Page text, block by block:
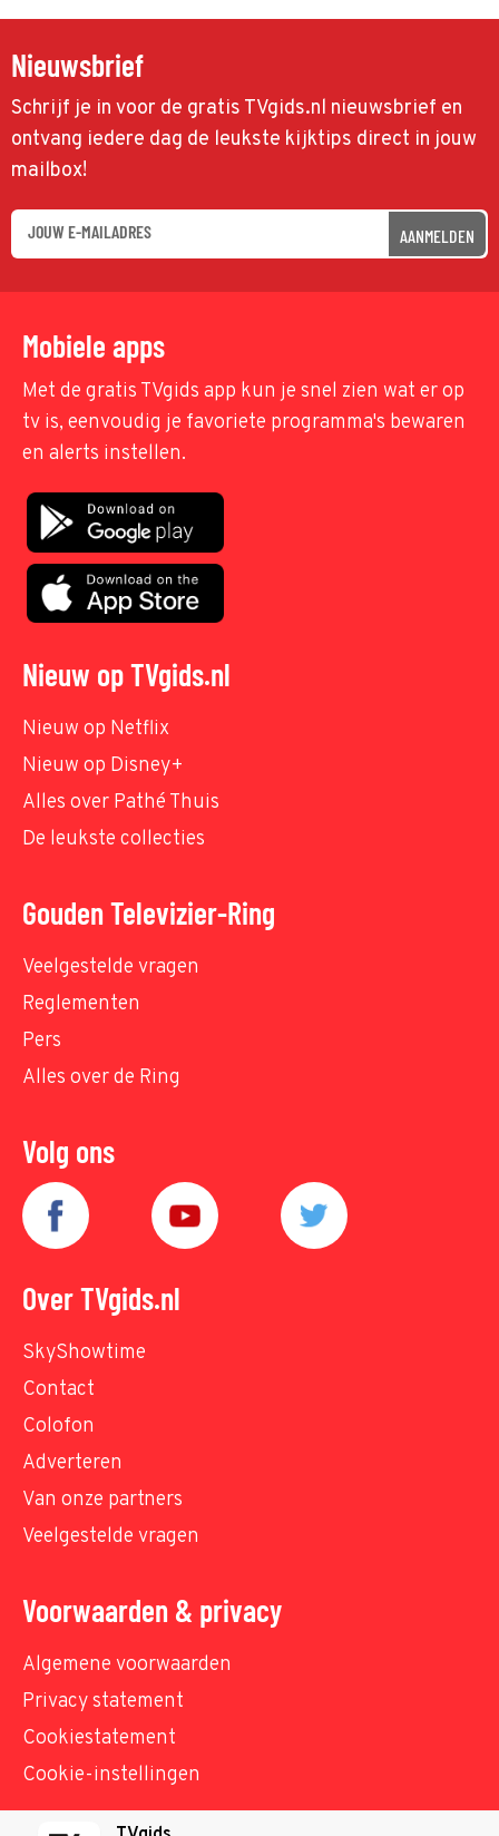
Nieuwsbrief
Schrijf je in voor de gratis TVgids.nl nieuwsbrief en
ontvang iedere dag de leukste kijktips direct in jouw
mailbox!
AANMELDEN
Mobiele apps
Met de gratis TVgids app kun je snel zien wat er op
tv is, eenvoudig je favoriete programma's bewaren
en alerts instellen.
Nieuw op TVgids.nl
Nieuw op Netflix
Nieuw op Disney+
Alles over Pathé Thuis
De leukste collecties
Gouden Televizier-Ring
Veelgestelde vragen
Reglementen
Pers
Alles over de Ring
Volg ons
Over TVgids.nl
SkyShowtime
Contact
Colofon
Adverteren
Van onze partners
Veelgestelde vragen
Voorwaarden & privacy
Algemene voorwaarden
Privacy statement
Cookiestatement
Cookie-instellingen